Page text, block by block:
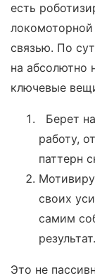
есть
локомоторной
связью. По
на абсолютно
ключевые
Берет
работу,
паттерн
своих
самим
результат.
Это не